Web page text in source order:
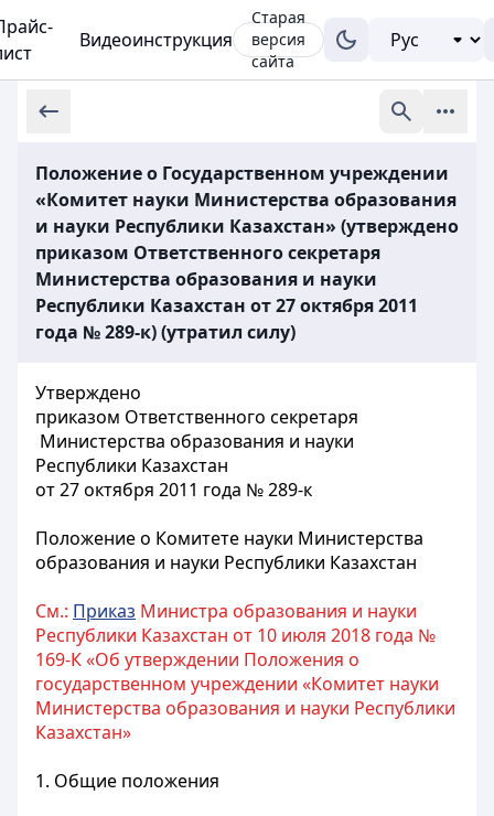
Видеоинструкция
Старая
версия
сайта
Положение о Государственном учреждении
«Комитет науки Министерства образования
и науки Республики Казахстан» (утверждено
приказом Ответственного секретаря
Министерства образования и науки
Республики Казахстан от 27 октября 2011
года № 289-к) (утратил силу)
Утверждено
приказом Ответственного секретаря
Министерства образования и науки
Республики Казахстан
от 27 октября 2011 года № 289-к
Положение о Комитете науки Министерства
образования и науки Республики Казахстан
См.: Приказ Министра образования и науки
Республики Казахстан от 10 июля 2018 года №
169-К «Об утверждении Положения о
государственном учреждении «Комитет науки
Министерства образования и науки Республики
Казахстан»
1. Общие положения